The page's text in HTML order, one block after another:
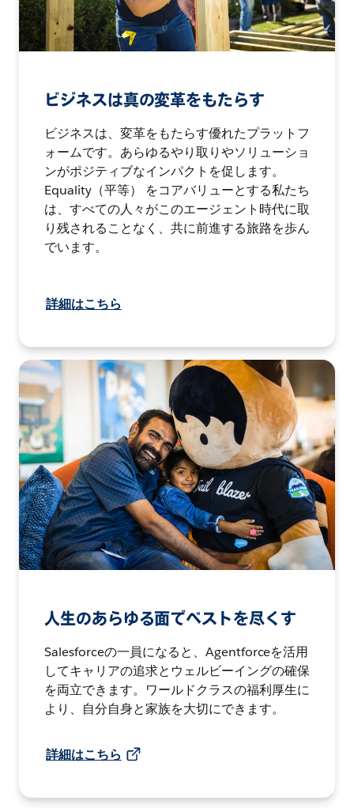
ビジネスは真の変革をもたらす
ビジネスは、変革をもたらす優れたプラットフ
ォームです。あらゆるやり取りやソリューショ
ンがポジティブなインパクトを促します。
Equality（平等） をコアバリューとする私たち
は、すべての人々がこのエージェント時代に取
り残されることなく、共に前進する旅路を歩ん
でいます。
詳細はこちら
人生のあらゆる面でベストを尽くす
Salesforceの一員になると、Agentforceを活用
してキャリアの追求とウェルビーイングの確保
を両立できます。ワールドクラスの福利厚生に
より、自分自身と家族を大切にできます。
詳細はこちら